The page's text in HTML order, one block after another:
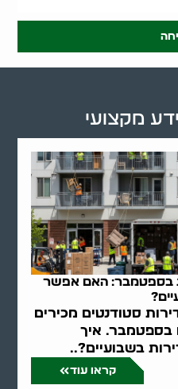
בספטמבר: האם אפשר
סטודנטים מכירים
בספטמבר. איך
בשבועיים?..
קראו עוד
מקצועי